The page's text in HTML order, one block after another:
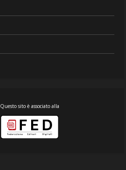
Questo sito è associato alla